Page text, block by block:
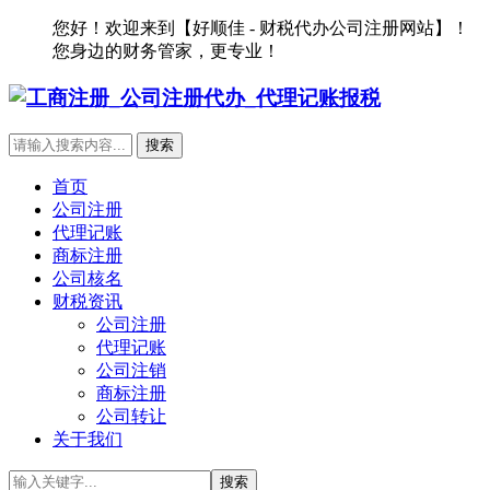
您好！欢迎来到【好顺佳 - 财税代办公司注册网站】！
您身边的财务管家，更专业！
首页
公司注册
代理记账
商标注册
公司核名
财税资讯
公司注册
代理记账
公司注销
商标注册
公司转让
关于我们